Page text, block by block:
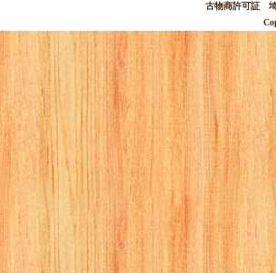
古物商許可証